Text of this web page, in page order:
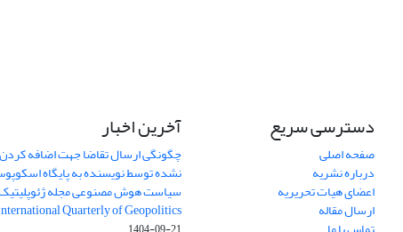
دسترسی سریع
صفحه اصلی
درباره نشریه
اعضای هیات تحریریه
ارسال مقاله
آخرین اخبار
چگونگی ارسال تقاضا جهت اضافه کردن
نشده توسط نویسنده به پایگاه
سیاست هوش مصنوعی مجله
Quarterly of Geopolitics